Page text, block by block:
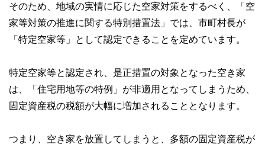
そのため、地域の実情に応じた空家対策をするべく、「空
家等対策の推進に関する特別措置法」では、市町村長が
「特定空家等」として認定できることを定めています。
特定空家等と認定され、是正措置の対象となった空き家
は、「住宅用地等の特例」が非適用となってしまうため、
固定資産税の税額が大幅に増加されることとなります。
つまり、空き家を放置してしまうと、多額の固定資産税が